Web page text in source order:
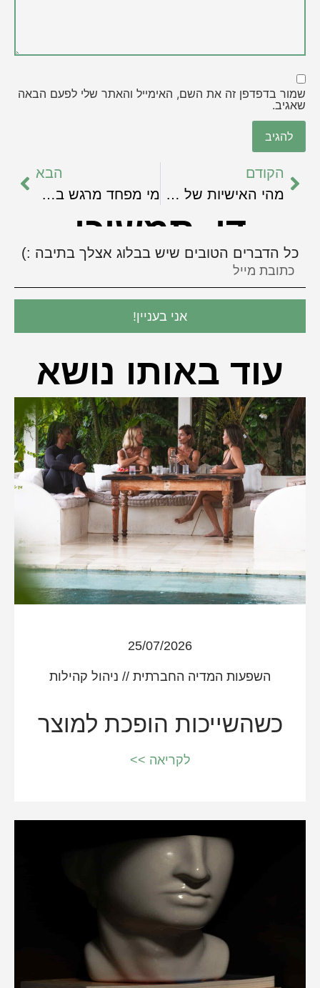
שמור בדפדפן זה את השם, האימייל והאתר שלי לפעם הבאה
שאגיב.
הקודם
מהי האישיות של הבלוג שלך?
הבא
מי מפחד מרגש בעסקים?
די, תמשיכי
כל הדברים הטובים שיש בבלוג אצלך בתיבה :)
אני בעניין!
עוד באותו נושא
25/07/2026
השפעות המדיה החברתית // ניהול קהילות
כשהשייכות הופכת למוצר
לקריאה >>